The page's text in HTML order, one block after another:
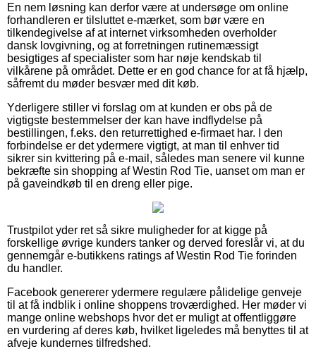
En nem løsning kan derfor være at undersøge om online
forhandleren er tilsluttet e-mærket, som bør være en
tilkendegivelse af at internet virksomheden overholder
dansk lovgivning, og at forretningen rutinemæssigt
besigtiges af specialister som har nøje kendskab til
vilkårene på området. Dette er en god chance for at få hjælp,
såfremt du møder besvær med dit køb.
Yderligere stiller vi forslag om at kunden er obs på de
vigtigste bestemmelser der kan have indflydelse på
bestillingen, f.eks. den returrettighed e-firmaet har. I den
forbindelse er det ydermere vigtigt, at man til enhver tid
sikrer sin kvittering på e-mail, således man senere vil kunne
bekræfte sin shopping af Westin Rod Tie, uanset om man er
på gaveindkøb til en dreng eller pige.
Trustpilot yder ret så sikre muligheder for at kigge på
forskellige øvrige kunders tanker og derved foreslår vi, at du
gennemgår e-butikkens ratings af Westin Rod Tie forinden
du handler.
Facebook genererer ydermere regulære pålidelige genveje
til at få indblik i online shoppens troværdighed. Her møder vi
mange online webshops hvor det er muligt at offentliggøre
en vurdering af deres køb, hvilket ligeledes må benyttes til at
afveje kundernes tilfredshed.